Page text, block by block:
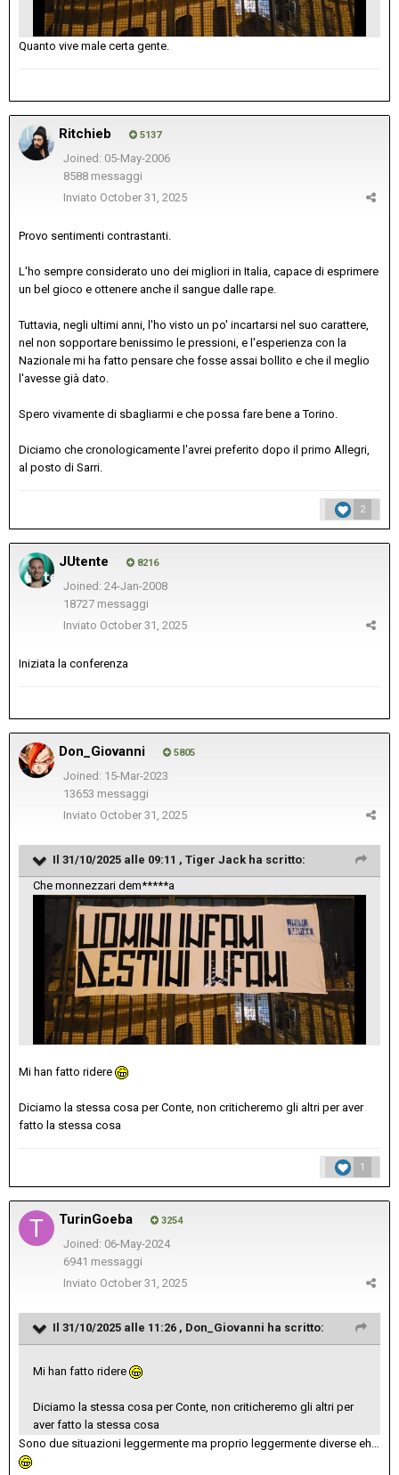
Quanto vive male certa gente.
Ritchieb 5137
Joined: 05-May-2006
8588 messaggi
Inviato October 31, 2025
Provo sentimenti contrastanti.
L'ho sempre considerato uno dei migliori in Italia, capace di esprimere
un bel gioco e ottenere anche il sangue dalle rape.
Tuttavia, negli ultimi anni, l'ho visto un po' incartarsi nel suo carattere,
nel non sopportare benissimo le pressioni, e l'esperienza con la
Nazionale mi ha fatto pensare che fosse assai bollito e che il meglio
l'avesse già dato.
Spero vivamente di sbagliarmi e che possa fare bene a Torino.
Diciamo che cronologicamente l'avrei preferito dopo il primo Allegri,
al posto di Sarri.
2
JUtente 8216
Joined: 24-Jan-2008
18727 messaggi
Inviato October 31, 2025
Iniziata la conferenza
Don_Giovanni 5805
Joined: 15-Mar-2023
13653 messaggi
Inviato October 31, 2025
Il 31/10/2025 alle 09:11 , Tiger Jack ha scritto:
Che monnezzari dem*****a
Mi han fatto ridere
Diciamo la stessa cosa per Conte, non criticheremo gli altri per aver
fatto la stessa cosa
1
TurinGoeba 3254
Joined: 06-May-2024
6941 messaggi
Inviato October 31, 2025
Il 31/10/2025 alle 11:26 , Don_Giovanni ha scritto:
Mi han fatto ridere
Diciamo la stessa cosa per Conte, non criticheremo gli altri per
aver fatto la stessa cosa
Sono due situazioni leggermente ma proprio leggermente diverse eh…